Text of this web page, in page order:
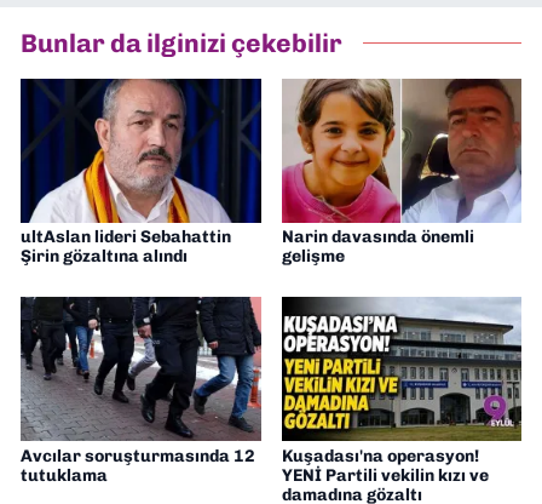
Gazetesi'nde editörlük yapıyorum
Bunlar da ilginizi çekebilir
ultAslan lideri Sebahattin
Şirin gözaltına alındı
Narin davasında önemli
gelişme
Avcılar soruşturmasında 12
tutuklama
Kuşadası'na operasyon!
YENİ Partili vekilin kızı ve
damadına gözaltı